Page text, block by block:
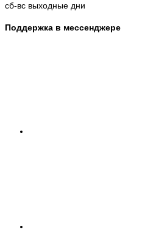
сб-вс выходные дни
Поддержка в мессенджере